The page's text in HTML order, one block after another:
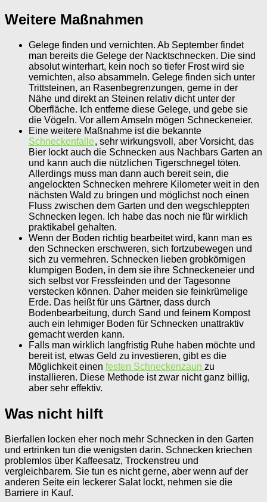
Weitere Maßnahmen
Gelege finden und vernichten. Ab September findet
man bereits die Gelege der Nacktschnecken. Die sind
absolut winterhart, kein noch so tiefer Frost wird sie
vernichten, also absammeln. Gelege finden sich unter
Trittsteinen, an Rasenbegrenzungen, gerne in der
Nähe und direkt an Steinen relativ dicht unter der
Oberfläche. Ich entferne diese Gelege, und gebe sie
die Vögeln. Vor allem Amseln mögen Schneckeneier.
Eine weitere Maßnahme ist die bekannte
Schneckenfalle, sehr wirkungsvoll, aber Vorsicht, das
Bier lockt auch die Schnecken aus Nachbars Garten an
und kann auch die nützlichen Tigerschnegel töten.
Allerdings muss man dann auch bereit sein, die
angelockten Schnecken mehrere Kilometer weit in den
nächsten Wald zu bringen und möglichst noch einen
Fluss zwischen dem Garten und den wegschleppten
Schnecken legen. Ich habe das noch nie für wirklich
praktikabel gehalten.
Wenn der Boden richtig bearbeitet wird, kann man es
den Schnecken erschweren, sich fortzubewegen und
sich zu vermehren. Schnecken lieben grobkörnigen
klumpigen Boden, in dem sie ihre Schneckeneier und
sich selbst vor Fressfeinden und der Tagesonne
verstecken können. Daher meiden sie feinkrümelige
Erde. Das heißt für uns Gärtner, dass durch
Bodenbearbeitung, durch Sand und feinem Kompost
auch ein lehmiger Boden für Schnecken unattraktiv
gemacht werden kann.
Falls man wirklich langfristig Ruhe haben möchte und
bereit ist, etwas Geld zu investieren, gibt es die
Möglichkeit einen festen Schneckenzaun zu
installieren. Diese Methode ist zwar nicht ganz billig,
aber sehr effektiv.
Was nicht hilft
Bierfallen locken eher noch mehr Schnecken in den Garten
und ertrinken tun die wenigsten darin. Schnecken kriechen
problemlos über Kaffeesatz, Trockenstreu und
vergleichbarem. Sie tun es nicht gerne, aber wenn auf der
anderen Seite ein leckerer Salat lockt, nehmen sie die
Barriere in Kauf.